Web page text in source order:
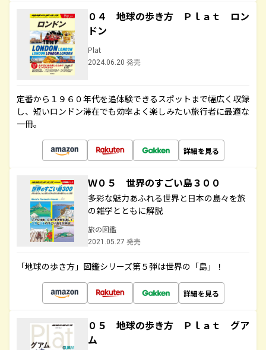
０４ 地球の歩き方 Ｐｌａｔ ロン
ドン
Plat
2024.06.20 発売
定番から１９６０年代を追体験できるスポットまで幅広く収録
し、短いロンドン滞在でも効率よく楽しみたい旅行者に最適な
一冊。
詳細を見る
Ｗ０５ 世界のすごい島３００
多彩な魅力あふれる世界と日本の島々を旅
の雑学とともに解説
旅の図鑑
2021.05.27 発売
「地球の歩き方」図鑑シリーズ第５弾は世界の「島」！
詳細を見る
０５ 地球の歩き方 Ｐｌａｔ グア
ム